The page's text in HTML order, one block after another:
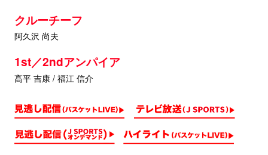
クルーチーフ
阿久沢 尚夫
1st／2ndアンパイア
髙平 吉康 / 福江 信介